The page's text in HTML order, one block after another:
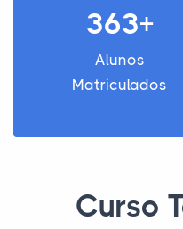
363+
Alunos
Matriculados
Curso